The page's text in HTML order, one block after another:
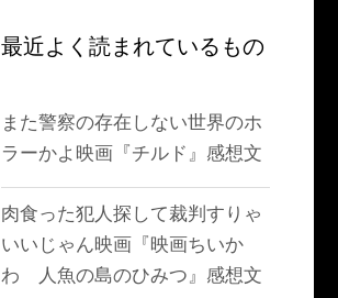
最近よく読まれているもの
また警察の存在しない世界のホ
ラーかよ映画『チルド』感想文
肉食った犯人探して裁判すりゃ
いいじゃん映画『映画ちいか
わ 人魚の島のひみつ』感想文